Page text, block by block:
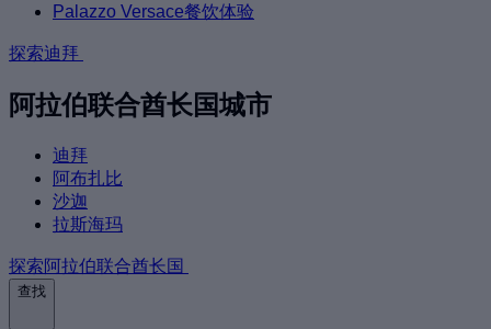
Palazzo Versace餐饮体验
探索迪拜
阿拉伯联合酋长国城市
迪拜
阿布扎比
沙迦
拉斯海玛
探索阿拉伯联合酋长国
查找